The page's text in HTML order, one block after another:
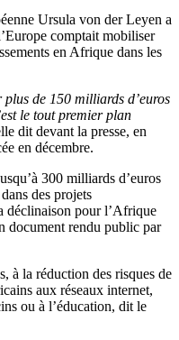
Ursula von der Leyen a
comptait mobiliser
en Afrique dans les
de 150 milliards d’euros
le tout premier plan
dit devant la presse, en
en décembre.
300 milliards d’euros
des projets
déclinaison pour l’Afrique
document rendu public par
à la réduction des risques de
aux réseaux internet,
ou à l’éducation, dit le